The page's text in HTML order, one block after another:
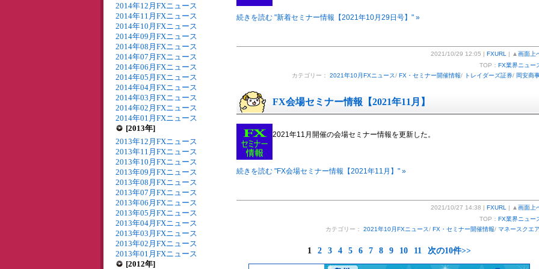
2014年12月FXニュース
2014年11月FXニュース
2014年10月FXニュース
2014年09月FXニュース
2014年08月FXニュース
2014年07月FXニュース
2014年06月FXニュース
2014年05月FXニュース
2014年04月FXニュース
2014年03月FXニュース
2014年02月FXニュース
2014年01月FXニュース
[2013年]
2013年12月FXニュース
2013年11月FXニュース
2013年10月FXニュース
2013年09月FXニュース
2013年08月FXニュース
2013年07月FXニュース
2013年06月FXニュース
2013年05月FXニュース
2013年04月FXニュース
2013年03月FXニュース
2013年02月FXニュース
2013年01月FXニュース
[2012年]
続きを読む "新着セミナー情報【2021年10月29日号】" »
2021/10/29 12:05 | FXURL | ▲ 画面上
TOP： FX業界ニュー
カテゴリー： 2021年10月FXニュース/ FX・セミナー開催情報/ トレイダーズ証券/ 岡安商
FX会場セミナー情報【2021年11月】
2021年11月開催の会場セミナー情報を更新した。
続きを読む "FX会場セミナー情報【2021年11月】" »
2021/10/27 14:38 | FXURL | ▲ 画面上
TOP： FX業界ニュー
カテゴリー： 2021年10月FXニュース/ FX・セミナー開催情報/ マネースクエア
1 2 3 4 5 6 7 8 9 10 11 次の10件>>